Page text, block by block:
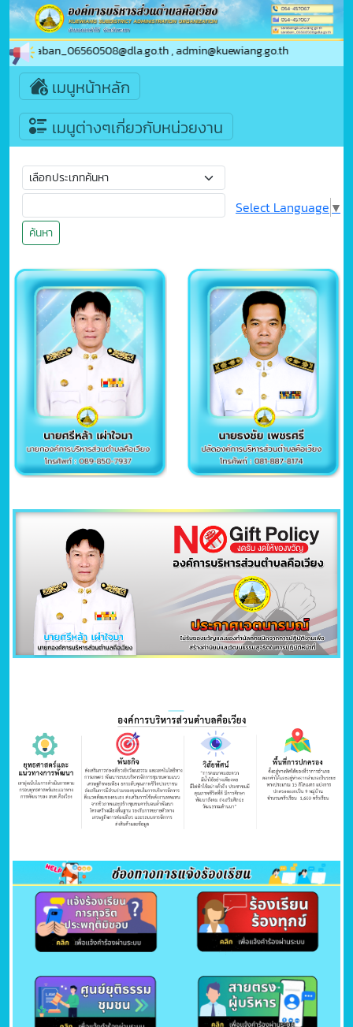
, admin@kuewiang.go.th
เมนูหน้าหลัก
เมนูต่างๆเกี่ยวกับหน่วยงาน
ค้นหา
Select Language ▼